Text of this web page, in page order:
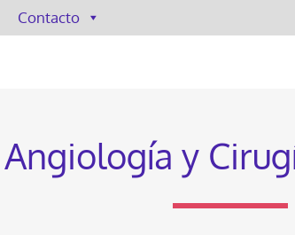
Contacto
Angiología y